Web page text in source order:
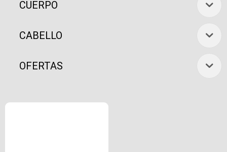
CUERPO
CABELLO
OFERTAS